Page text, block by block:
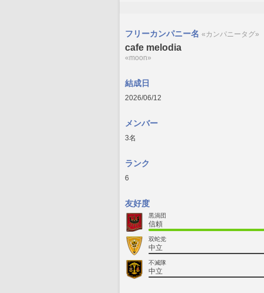
フリーカンパニー名 «カンパニータグ»
cafe melodia
«moon»
結成日
2026/06/12
メンバー
3名
ランク
6
友好度
黒渦団
信頼
双蛇党
中立
不滅隊
中立